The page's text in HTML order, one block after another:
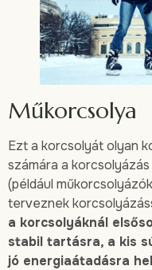
Műkorcsolya
Ezt a korcsolyát olyan
számára a
(például
terveznek
a korcsolyáknál
stabil tartásra, a kis
jó energiaátadásra